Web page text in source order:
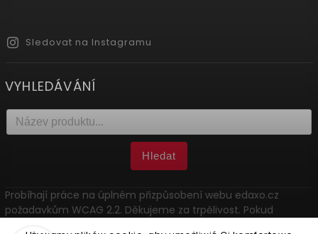
Sledovat na Instagramu
VYHLEDÁVÁNÍ
Hledat
Probíhají práce na úplném přizpůsobení webu edaxo.cz
požadavkům WCAG 2.2. Děkujeme za trpělivost. Pokud